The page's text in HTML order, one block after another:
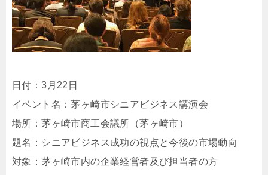
日付：3月22日
イベント名：茅ヶ崎市シニアビジネス講演会
場所：茅ヶ崎市商工会議所（茅ヶ崎市）
題名：シニアビジネス成功の視点と今後の市場動向
対象：茅ヶ崎市内の企業経営者及び担当者の方